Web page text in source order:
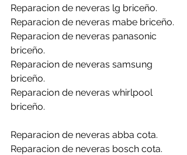
Reparacion de neveras lg briceño.
Reparacion de neveras mabe briceño.
Reparacion de neveras panasonic
briceño.
Reparacion de neveras samsung
briceño.
Reparacion de neveras whirlpool
briceño.
Reparacion de neveras abba cota.
Reparacion de neveras bosch cota.